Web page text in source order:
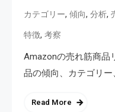
カテゴリー, 傾向, 分析,
特徴, 考察
Amazonの売れ筋商品
品の傾向、カテゴリ
Read More